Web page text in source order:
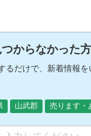
からなかった方
るだけで、新着情報を
山武郡 売ります・